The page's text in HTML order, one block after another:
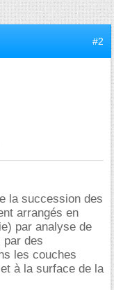
#2
la succession des
arrangés en
par analyse de
par des
les couches
à la surface de la